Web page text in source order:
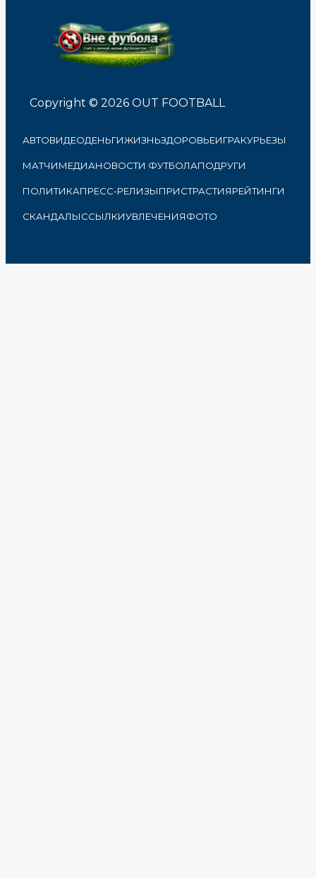
Copyright © 2026 OUT FOOTBALL
АВТОВИДЕОДЕНЬГИЖИЗНЬЗДОРОВЬЕИГРАКУРЬЕЗЫ
МАТЧИМЕДИАНОВОСТИ ФУТБОЛАПОДРУГИ
ПОЛИТИКАПРЕСС-РЕЛИЗЫПРИСТРАСТИЯРЕЙТИНГИ
СКАНДАЛЫССЫЛКИУВЛЕЧЕНИЯФОТО